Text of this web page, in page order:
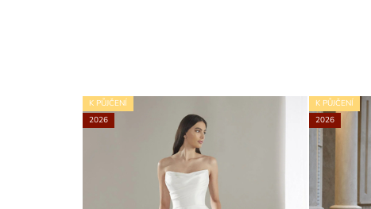
K PŮJČENÍ
2026
K PŮJČENÍ
2026